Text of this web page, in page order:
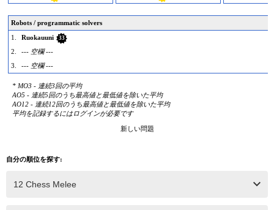
Robots / programmatic solvers
1.
Ruokauuni 33
2.
--- 空欄 ---
3.
--- 空欄 ---
* MO3 - 連続3回の平均
AO5 - 連続5回のうち最高値と最低値を除いた平均
AO12 - 連続12回のうち最高値と最低値を除いた平均
平均を記録するにはログインが必要です
新しい問題
自分の順位を探す: